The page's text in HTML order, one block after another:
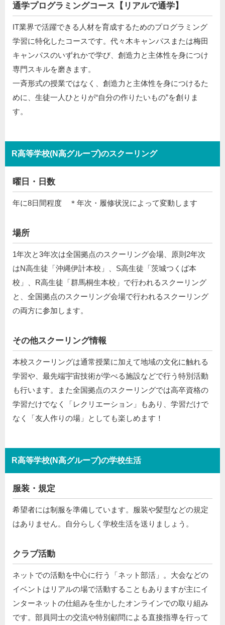
通学プログラミングコース【リアルで通学】
IT業界で活躍できる人材を育成するためのプログラミング
学習に特化したコースです。代々木キャンパスまたは梅田
キャンパスのいずれかで学び、創造力と主体性を身につけ
専門スキルを磨きます。
一斉形式の授業ではなく、創造力と主体性を身につけるた
めに、生徒一人ひとりが“自分の作りたいもの”を創りま
す。
R高等学校(N高グループ)のスクーリング
曜日・日数
年に8日間程度 ＊年次・履修状況によって変動します
場所
1年次と3年次は全国拠点のスクーリング会場、原則2年次
はN高生徒「沖縄伊計本校」、S高生徒「茨城つくば本
校」、R高生徒「群馬桐生本校」で行われるスクーリング
と、全国拠点のスクーリング会場で⾏われるスクーリング
の両⽅に参加します。
その他スクーリング情報
本校スクーリングは通常授業に加えて地域の文化に触れる
学習や、最先端宇宙技術が学べる施設などで行う特別活動
も行います。また全国拠点のスクーリングでは高卒資格の
学習だけでなく「レクリエーション」もあり、学習だけで
なく「友人作りの場」としても楽しめます！
R高等学校(N高グループ)の学校生活
服装・規定
希望者には制服を準備しています。服装や髪型などの規定
はありません。自分らしく学校生活を送りましょう。
クラブ活動
ネットでの活動を中心に行う「ネット部活」。大会などの
イベントはリアルの場で活動することもありますが主にイ
ンターネットの仕組みを生かしたオンラインでの取り組み
です。部員同士の交流や特別顧問による直接指導を行って